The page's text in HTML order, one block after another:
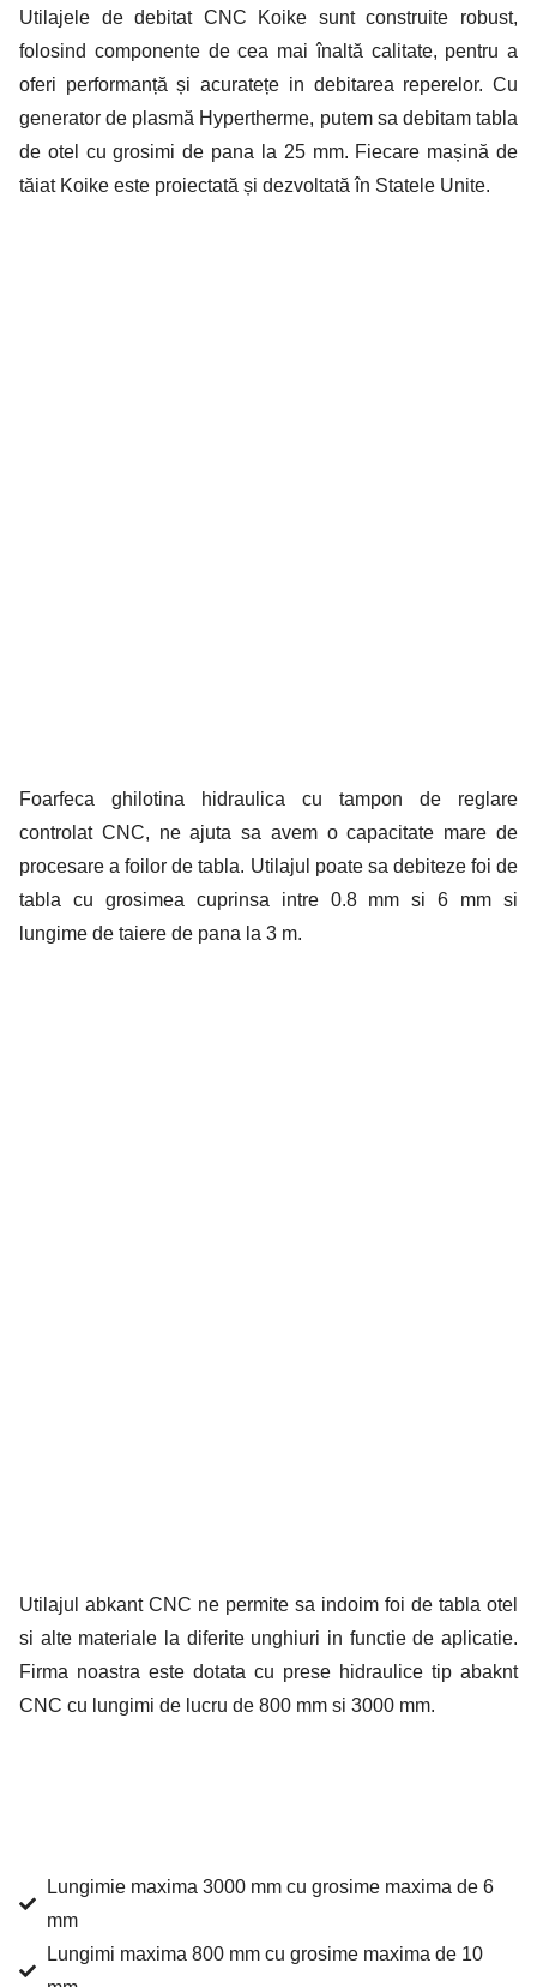
Utilajele de debitat CNC Koike sunt construite robust,
folosind componente de cea mai înaltă calitate, pentru a
oferi performanță și acuratețe in debitarea reperelor. Cu
generator de plasmă Hypertherme, putem sa debitam tabla
de otel cu grosimi de pana la 25 mm. Fiecare mașină de
tăiat Koike este proiectată și dezvoltată în Statele Unite.
Foarfeca ghilotina hidraulica cu tampon de reglare
controlat CNC, ne ajuta sa avem o capacitate mare de
procesare a foilor de tabla. Utilajul poate sa debiteze foi de
tabla cu grosimea cuprinsa intre 0.8 mm si 6 mm si
lungime de taiere de pana la 3 m.
Utilajul abkant CNC ne permite sa indoim foi de tabla otel
si alte materiale la diferite unghiuri in functie de aplicatie.
Firma noastra este dotata cu prese hidraulice tip abaknt
CNC cu lungimi de lucru de 800 mm si 3000 mm.
Lungimie maxima 3000 mm cu grosime maxima de 6
mm
Lungimi maxima 800 mm cu grosime maxima de 10